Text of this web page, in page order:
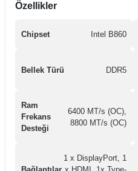
Özellikler
Chipset Intel B860
Bellek Türü DDR5
Ram
Frekans
Desteği
6400 MT/s (OC),
8800 MT/s (OC)
1 x DisplayPort, 1